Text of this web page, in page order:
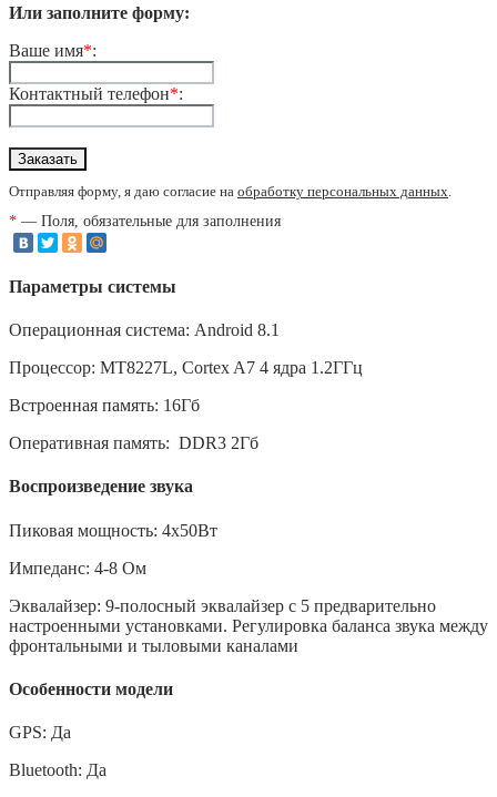
Или заполните форму:
Ваше имя*:
Контактный телефон*:
Отправляя форму, я даю согласие на обработку персональных данных.
* — Поля, обязательные для заполнения
Параметры системы
Операционная система: Android 8.1
Процессор: MT8227L, Cortex A7 4 ядра 1.2ГГц
Встроенная память: 16Гб
Оперативная память: DDR3 2Гб
Воспроизведение звука
Пиковая мощность: 4х50Вт
Импеданс: 4-8 Ом
Эквалайзер: 9-полосный эквалайзер с 5 предварительно
настроенными установками. Регулировка баланса звука между
фронтальными и тыловыми каналами
Особенности модели
GPS: Да
Bluetooth: Да